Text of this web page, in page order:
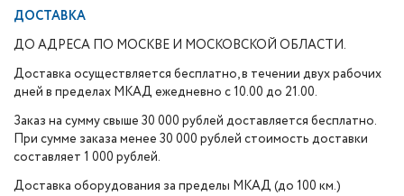
ДОСТАВКА
ДО АДРЕСА ПО МОСКВЕ И МОСКОВСКОЙ ОБЛАСТИ.
Доставка осуществляется бесплатно, в течении двух рабочих
дней в пределах МКАД ежедневно с 10.00 до 21.00.
Заказ на сумму свыше 30 000 рублей доставляется бесплатно.
При сумме заказа менее 30 000 рублей стоимость доставки
составляет 1 000 рублей.
Доставка оборудования за пределы МКАД (до 100 км.)